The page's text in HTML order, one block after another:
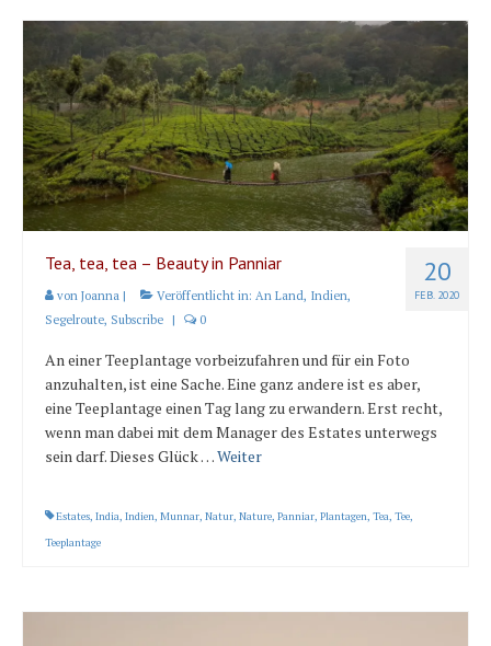
Crew
Karte und Wind
Länder und Inseln
Mittelmeer 2010-2013
Bordbibliothek
Abonnieren
Yachtüberführung weltweit
20
FEB. 2020
Tea, tea, tea – Beauty in Panniar
von Joanna | Veröffentlicht in: An Land, Indien,
Segelroute, Subscribe | 0
An einer Teeplantage vorbeizufahren und für ein Foto
anzuhalten, ist eine Sache. Eine ganz andere ist es aber,
eine Teeplantage einen Tag lang zu erwandern. Erst recht,
wenn man dabei mit dem Manager des Estates unterwegs
sein darf. Dieses Glück …Weiter
Estates, India, Indien, Munnar, Natur, Nature, Panniar, Plantagen, Tea, Tee,
Teeplantage